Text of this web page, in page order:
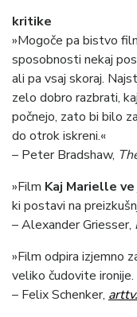
kritike
»Mogoče pa bistvo
sposobnosti nekaj
ali pa vsaj skoraj.
zelo dobro razbrati,
počnejo, zato bi bilo
do otrok iskreni.«
– Peter Bradshaw,
»Film Kaj Marielle ve
ki postavi na
– Alexander Griesser,
»Film odpira izjemno
veliko čudovite
– Felix Schenker,